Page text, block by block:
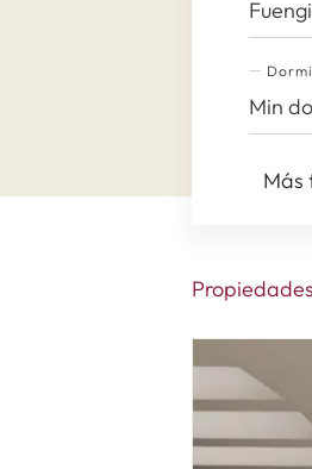
Min
Más
Propiedades